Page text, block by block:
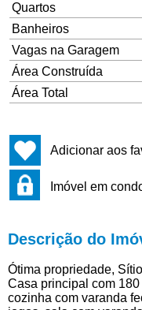
Quartos
Banheiros
Vagas na Garagem
Área Construída
Área Total
Adicionar aos
Imóvel em
Descrição do
Ótima propriedade,
Casa principal com 180
cozinha com varanda